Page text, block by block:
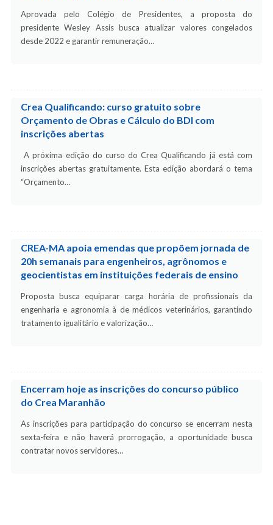
Aprovada pelo Colégio de Presidentes, a proposta do
presidente Wesley Assis busca atualizar valores congelados
desde 2022 e garantir remuneração…
Crea Qualificando: curso gratuito sobre
Orçamento de Obras e Cálculo do BDI com
inscrições abertas
A próxima edição do curso do Crea Qualificando já está com
inscrições abertas gratuitamente. Esta edição abordará o tema
“Orçamento…
CREA-MA apoia emendas que propõem jornada de
20h semanais para engenheiros, agrônomos e
geocientistas em instituições federais de ensino
Proposta busca equiparar carga horária de profissionais da
engenharia e agronomia à de médicos veterinários, garantindo
tratamento igualitário e valorização…
Encerram hoje as inscrições do concurso público
do Crea Maranhão
As inscrições para participação do concurso se encerram nesta
sexta-feira e não haverá prorrogação, a oportunidade busca
contratar novos servidores…